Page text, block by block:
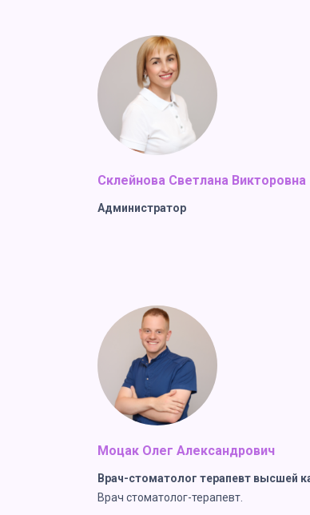
Склейнова Светлана Викторовна
Администратор
Моцак Олег Александрович
Врач-стоматолог терапевт высшей
Врач стоматолог-терапевт.